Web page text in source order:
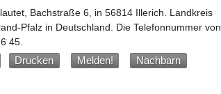
lautet, Bachstraße 6 , in 56814 Illerich . Landkreis
Pfalzin Deutschland
Die Telefonnummer von
45.
Drucken Melden!
Nachbarn